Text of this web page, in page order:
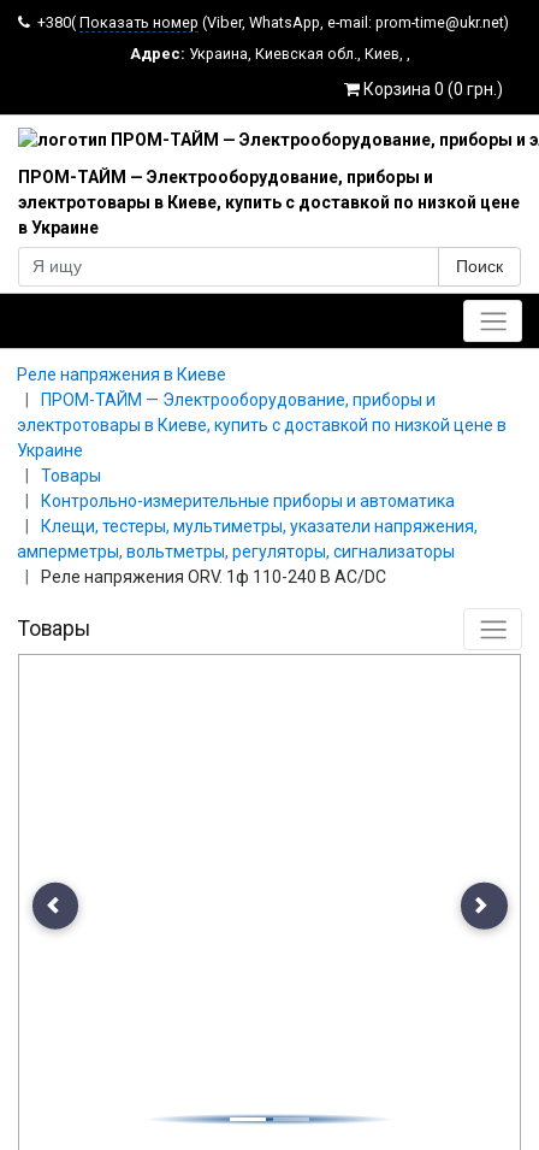
+380( Показать номер (Viber, WhatsApp, e-mail: prom-time@ukr.net)
Адрес: Украина, Киевская обл., Киев, ,
Корзина 0 (0 грн.)
ПРОМ-ТАЙМ — Электрооборудование, приборы и
электротовары в Киеве, купить с доставкой по низкой цене
в Украине
Поиск
Реле напряжения в Киеве
ПРОМ-ТАЙМ — Электрооборудование, приборы и
электротовары в Киеве, купить с доставкой по низкой цене в
Украине
Товары
Контрольно-измерительные приборы и автоматика
Клещи, тестеры, мультиметры, указатели напряжения,
амперметры, вольтметры, регуляторы, сигнализаторы
Реле напряжения ORV. 1ф 110-240 В AC/DC
Товары
Previous Next